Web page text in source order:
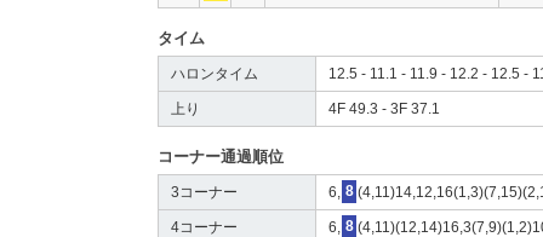
タイム
ハロンタイム 12.5 - 11.1 - 11.9 - 12.2 - 12.5 -
上り 4F 49.3 - 3F 37.1
コーナー通過順位
3コーナー 6, 8
4コーナー 6, 8